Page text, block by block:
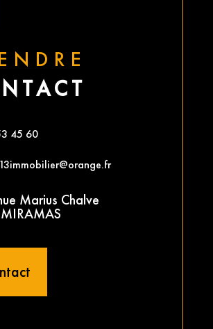
45 60
Marius Chalve